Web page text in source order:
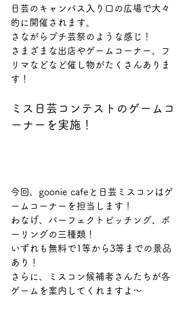
日芸のキャンパス入り口の広場で大々
的に開催されます。
さながらプチ芸祭のような感じ！
さまざまな出店やゲームコーナー、フ
リマなどなど催し物がたくさんありま
す！
ミス日芸コンテストのゲームコ
ーナーを実施！
今回、goonie cafeと日芸ミスコンはゲ
ームコーナーを担当します！
わなげ、パーフェクトピッチング、ボ
ーリングの三種類！
いずれも無料で1等から3等までの景品
あり！
さらに、ミスコン候補者さんたちが各
ゲームを案内してくれますよ〜